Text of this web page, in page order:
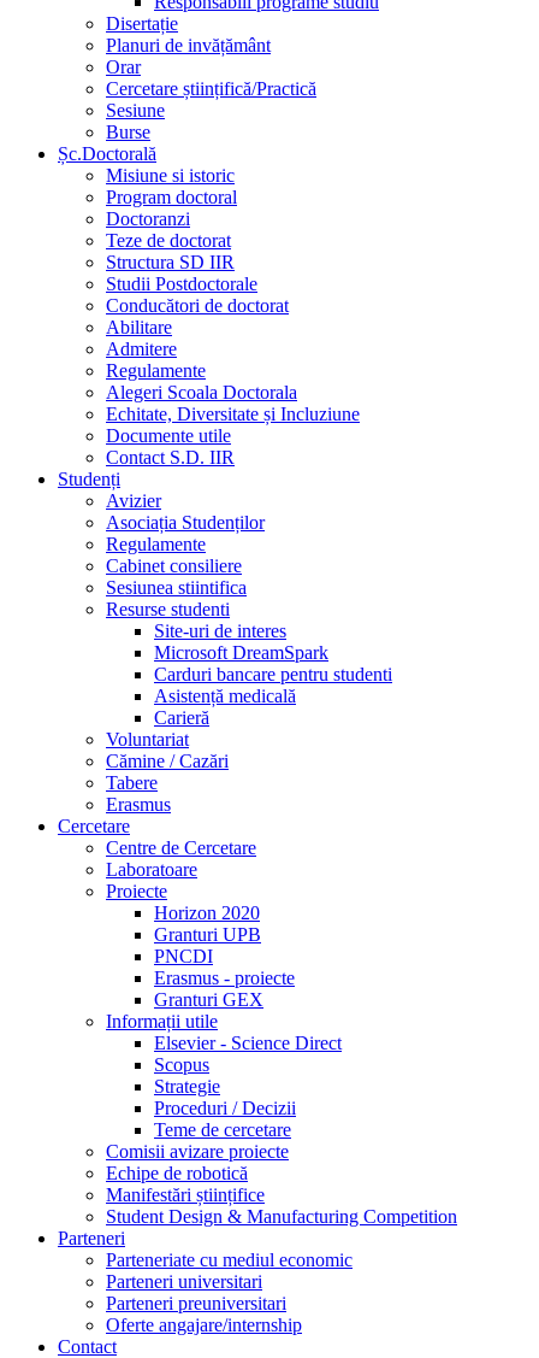
Disertație
Planuri de invățământ
Orar
Cercetare științifică/Practică
Sesiune
Burse
Șc.Doctorală
Misiune si istoric
Program doctoral
Doctoranzi
Teze de doctorat
Structura SD IIR
Studii Postdoctorale
Conducători de doctorat
Abilitare
Admitere
Regulamente
Alegeri Scoala Doctorala
Echitate, Diversitate și Incluziune
Documente utile
Contact S.D. IIR
Studenți
Avizier
Asociația Studenților
Regulamente
Cabinet consiliere
Sesiunea stiintifica
Resurse studenti
Site-uri de interes
Microsoft DreamSpark
Carduri bancare pentru studenti
Asistență medicală
Carieră
Voluntariat
Cămine / Cazări
Tabere
Erasmus
Cercetare
Centre de Cercetare
Laboratoare
Proiecte
Horizon 2020
Granturi UPB
PNCDI
Erasmus - proiecte
Granturi GEX
Informații utile
Elsevier - Science Direct
Scopus
Strategie
Proceduri / Decizii
Teme de cercetare
Comisii avizare proiecte
Echipe de robotică
Manifestări științifice
Student Design & Manufacturing Competition
Parteneri
Parteneriate cu mediul economic
Parteneri universitari
Parteneri preuniversitari
Oferte angajare/internship
Contact